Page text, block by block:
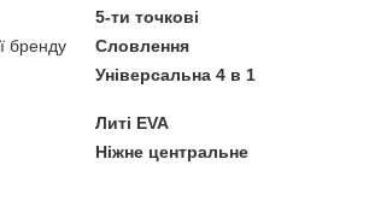
5-ти точкові
бренду
Словлення
Універсальна 4 в 1
Литі EVA
Ніжне центральне